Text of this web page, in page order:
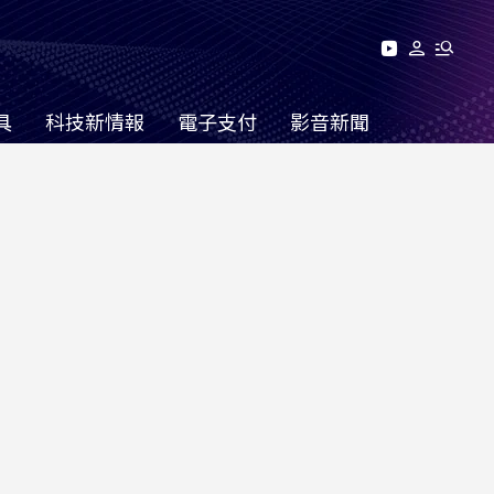
科技新情報 電子支付 影音新聞